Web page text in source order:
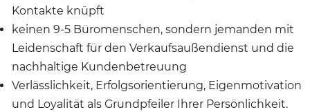
Kontakte knüpft
keinen 9-5 Büromenschen, sondern jemanden mit
Leidenschaft für den Verkaufsaußendienst und die
nachhaltige Kundenbetreuung
Verlässlichkeit, Erfolgsorientierung, Eigenmotivation
und Loyalität als Grundpfeiler Ihrer Persönlichkeit.